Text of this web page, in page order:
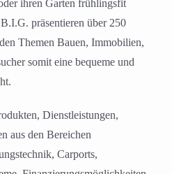
ihren Garten frühlingsfit
präsentieren über 250
Themen Bauen, Immobilien,
somit eine bequeme und
Dienstleistungen,
aus den Bereichen
Carports,